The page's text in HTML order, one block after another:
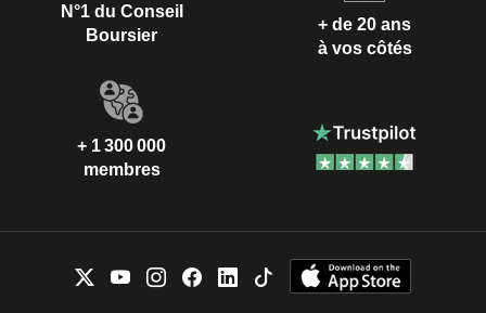
N°1 du Conseil
Boursier
+ de 20 ans
à vos côtés
+ 1 300 000
membres